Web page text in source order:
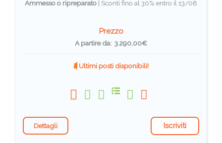
Ammesso o ripreparato | Sconti fino al 30% entro il 13/08
Prezzo
A partire da: 3.290,00€
Ultimi posti disponibili!
Dettagli Iscriviti